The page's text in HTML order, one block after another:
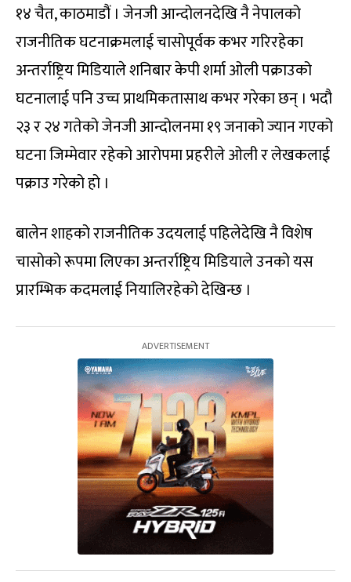
१४ चैत, काठमाडौं । जेनजी आन्दोलनदेखि नै नेपालको
राजनीतिक घटनाक्रमलाई चासोपूर्वक कभर गरिरहेका
अन्तर्राष्ट्रिय मिडियाले शनिबार केपी शर्मा ओली पक्राउको
घटनालाई पनि उच्च प्राथमिकतासाथ कभर गरेका छन् । भदौ
२३ र २४ गतेको जेनजी आन्दोलनमा १९ जनाको ज्यान गएको
घटना जिम्मेवार रहेको आरोपमा प्रहरीले ओली र लेखकलाई
पक्राउ गरेको हो ।
बालेन शाहको राजनीतिक उदयलाई पहिलेदेखि नै विशेष
चासोको रूपमा लिएका अन्तर्राष्ट्रिय मिडियाले उनको यस
प्रारम्भिक कदमलाई नियालिरहेको देखिन्छ ।